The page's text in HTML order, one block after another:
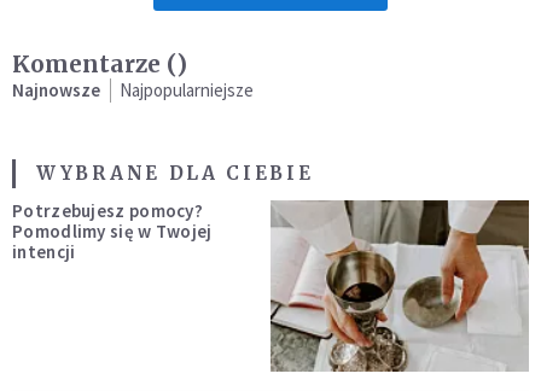
Komentarze ()
Najnowsze Najpopularniejsze
WYBRANE DLA CIEBIE
Potrzebujesz pomocy?
Pomodlimy się w Twojej
intencji